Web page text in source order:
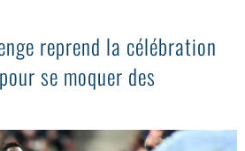
reprend la célébration
se moquer des